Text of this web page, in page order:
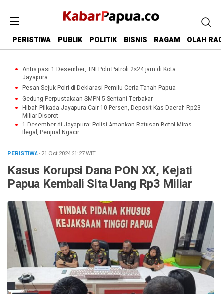
PERISTIWA PUBLIK POLITIK BISNIS RAGAM OLAH
Antisipasi 1 Desember, TNI Polri Patroli 2×24 jam di Kota
Jayapura
Pesan Sejuk Polri di Deklarasi Pemilu Ceria Tanah Papua
Gedung Perpustakaan SMPN 5 Sentani Terbakar
Hibah Pilkada Jayapura Cair 10 Persen, Deposit Kas Daerah Rp23
Miliar Disorot
1 Desember di Jayapura: Polisi Amankan Ratusan Botol Miras
Ilegal, Penjual Ngacir
PERISTIWA· 21 Oct 202421:27WIT
Kasus Korupsi Dana PON XX, Kejati
Papua Kembali Sita Uang Rp3 Miliar